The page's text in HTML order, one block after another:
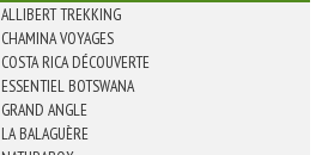
ALLIBERT TREKKING
CHAMINA VOYAGES
COSTA RICA DÉCOUVERTE
ESSENTIEL BOTSWANA
GRAND ANGLE
LA BALAGUÈRE